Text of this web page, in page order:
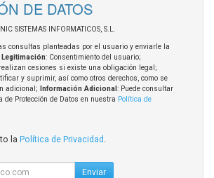
DE DATOS
SISTEMAS INFORMATICOS, S.L.
consultas planteadas por el usuario y enviarle la
Legitimación: Consentimiento del usuario;
cesiones si existe una obligación legal;
y suprimir, así como otros derechos, como se
adicional;
Información Adicional : Puede consultar
de Protección de Datos en nuestra Política de
la Política de Privacidad
Enviar